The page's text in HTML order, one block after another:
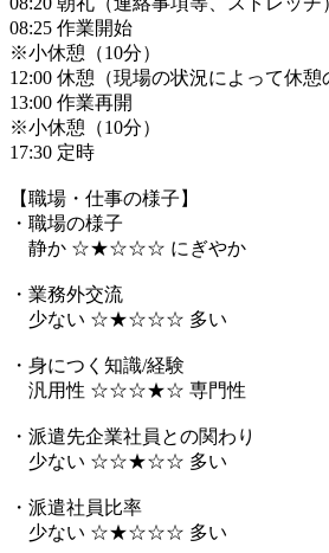
08:25 作業開始
※小休憩（10分）
12:00 休憩（現場の状況によって休憩
13:00 作業再開
※小休憩（10分）
17:30 定時
【職場・仕事の様子】
・職場の様子
静か ☆★☆☆☆ にぎやか
・業務外交流
少ない ☆★☆☆☆ 多い
・身につく知識/経験
汎用性 ☆☆☆★☆ 専門性
・派遣先企業社員との関わり
少ない ☆☆★☆☆ 多い
・派遣社員比率
少ない ☆★☆☆☆ 多い